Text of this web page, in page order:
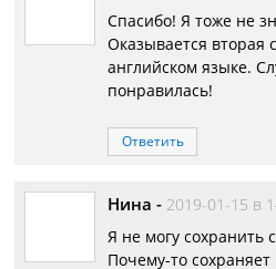
Спасибо! Я тоже не
Оказывается вторая
английском языке.
понравилась!
Ответить
Нина - 2019-01-15 в
Я не могу сохранить
Почему-то